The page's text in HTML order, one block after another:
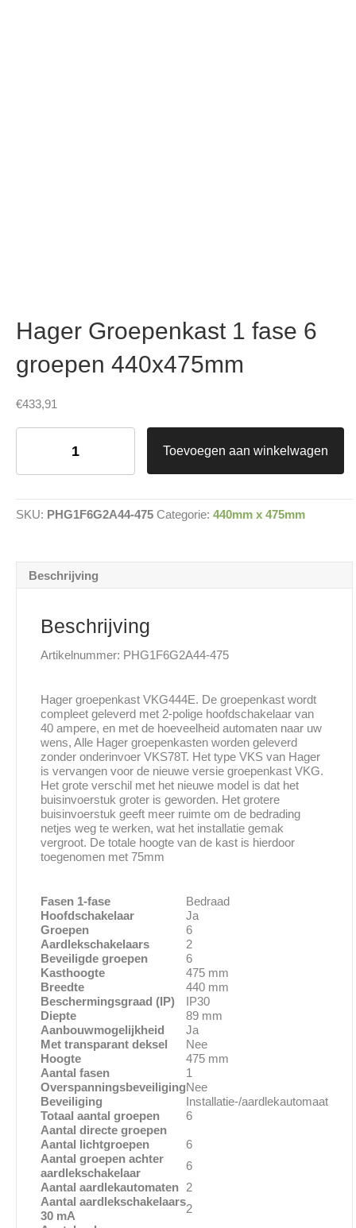
Hager Groepenkast 1 fase 6
groepen 440x475mm
€433,91
Hager
Groepenkast
fase
440x475mm
Toevoegen aan winkelwagen
SKU: PHG1F6G2A44-475 Categorie: 440mm x 475mm
Beschrijving
Beschrijving
Artikelnummer: PHG1F6G2A44-475
Hager groepenkast VKG444E. De groepenkast wordt
compleet geleverd met 2-polige hoofdschakelaar van
40 ampere, en met de hoeveelheid automaten naar uw
wens, Alle Hager groepenkasten worden geleverd
zonder onderinvoer VKS78T. Het type VKS van Hager
is vervangen voor de nieuwe versie groepenkast VKG.
Het grote verschil met het nieuwe model is dat het
buisinvoerstuk groter is geworden. Het grotere
buisinvoerstuk geeft meer ruimte om de bedrading
netjes weg te werken, wat het installatie gemak
vergroot. De totale hoogte van de kast is hierdoor
toegenomen met 75mm
Fasen 1-fase
Bedraad
Hoofdschakelaar
Ja
Groepen
6
Aardlekschakelaars
2
Beveiligde groepen
6
Kasthoogte
475 mm
Breedte
440 mm
Beschermingsgraad (IP)
IP30
Diepte
89 mm
Aanbouwmogelijkheid
Ja
Met transparant deksel
Nee
Hoogte
475 mm
Aantal fasen
1
OverspanningsbeveiligingNee
Beveiliging
Installatie-/aardlekautomaat
Totaal aantal groepen
6
Aantal directe groepen
Aantal lichtgroepen
6
Aantal groepen achter
aardlekschakelaar
6
Aantal aardlekautomaten 2
Aantal aardlekschakelaars
30 mA
2